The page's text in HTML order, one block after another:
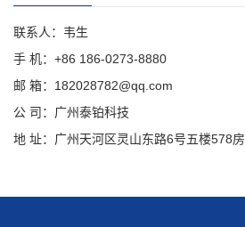
联系人：韦生
手 机：+86 186-0273-8880
邮 箱：182028782@qq.com
公 司：广州泰铂科技
地 址：广州天河区灵山东路6号五楼578房